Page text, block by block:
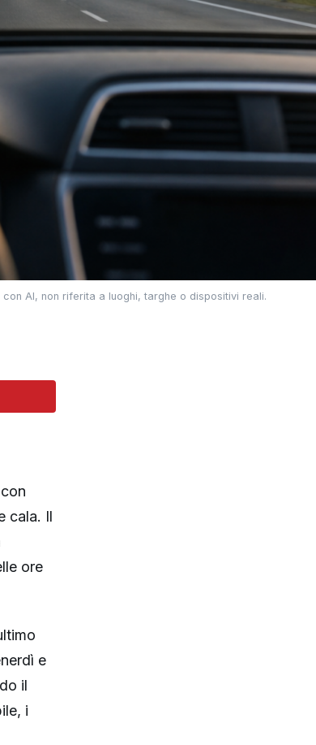
AI, non riferita a luoghi, targhe o dispositivi reali.
cala. Il
ore
e
il
i